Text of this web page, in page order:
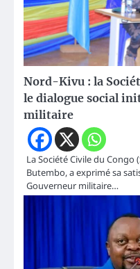
Nord-Kivu : la
le dialogue social
militaire
La Société Civile du Congo
Butembo, a exprimé sa
Gouverneur militaire…